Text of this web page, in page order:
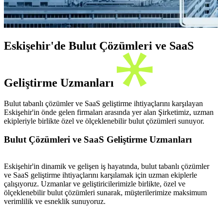
Eskişehir'de Bulut Çözümleri ve SaaS
Geliştirme Uzmanları
Bulut tabanlı çözümler ve SaaS geliştirme ihtiyaçlarını karşılayan
Eskişehir'in önde gelen firmaları arasında yer alan Şirketimiz, uzman
ekipleriyle birlikte özel ve ölçeklenebilir bulut çözümleri sunuyor.
Bulut Çözümleri ve SaaS Geliştirme Uzmanları
Eskişehir'in dinamik ve gelişen iş hayatında, bulut tabanlı çözümler
ve SaaS geliştirme ihtiyaçlarını karşılamak için uzman ekiplerle
çalışıyoruz. Uzmanlar ve geliştiricilerimizle birlikte, özel ve
ölçeklenebilir bulut çözümleri sunarak, müşterilerimize maksimum
verimlilik ve esneklik sunuyoruz.